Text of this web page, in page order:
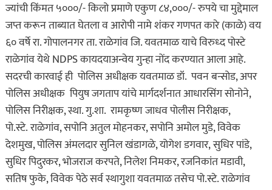
ज्यांची किंमत ५०००/- किलो प्रमाणे एकुण ८४,०००/- रुपये चा मुद्देमाल
जप्त करून ताब्यात घेतला व आरोपी नामे शंकर गणपत कारे (काळे) वय
६० वर्षे रा. गोपालनगर ता. राळेगांव जि. यवतमाळ याचे विरुध्द पोस्टे
राळेगांव येथे NDPS कायदयाअन्वेय गुन्हा नोंद करण्यात आला आहे.
सदरची कारवाई ही पोलिस अधीक्षक यवतमाळ डॉ. पवन बन्सोड, अपर
पोलिस अधीक्षक पियुष जगताप यांचे मार्गदर्शनात आधारसिंग सोनोने,
पोलिस निरीक्षक, स्था. गु.शा. रामकृष्ण जाधव पोलीस निरीक्षक,
पो.स्टे. राळेगांव, सपोनि अतुल मोहनकर, सपोनि अमोल मुडे, विवेक
देशमुख, पोलिस अंमलदार सुनिल खंडागळे, योगेश डगवार, सुधिर पांडे,
सुधिर पिदुरकर, भोजराज करपते, निलेश निमकर, रजनिकांत मडावी,
सतिष फुके, विवेक पेठे सर्व स्थागुशा यवतमाळ तसेच पो.स्टे. राळेगांव